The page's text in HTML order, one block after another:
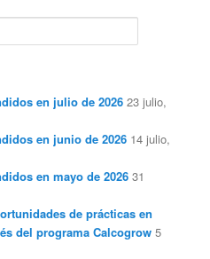
en julio de 2026 23 julio,
en junio de 2026 14 julio,
en mayo de 2026 31
de prácticas en
del programa Calcogrow 5